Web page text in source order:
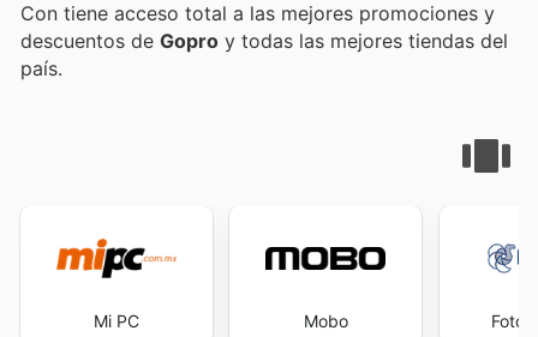
Con tiene acceso total a las mejores promociones y
descuentos de Gopro y todas las mejores tiendas del
país.
Mi PC Mobo